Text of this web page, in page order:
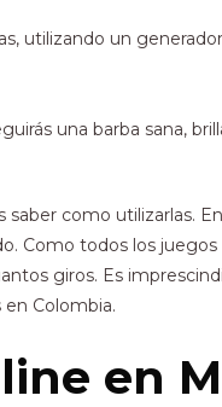
utilizando un
una barba sana,
como utilizarlas.
Como todos los
giros. Es
Colombia.
en